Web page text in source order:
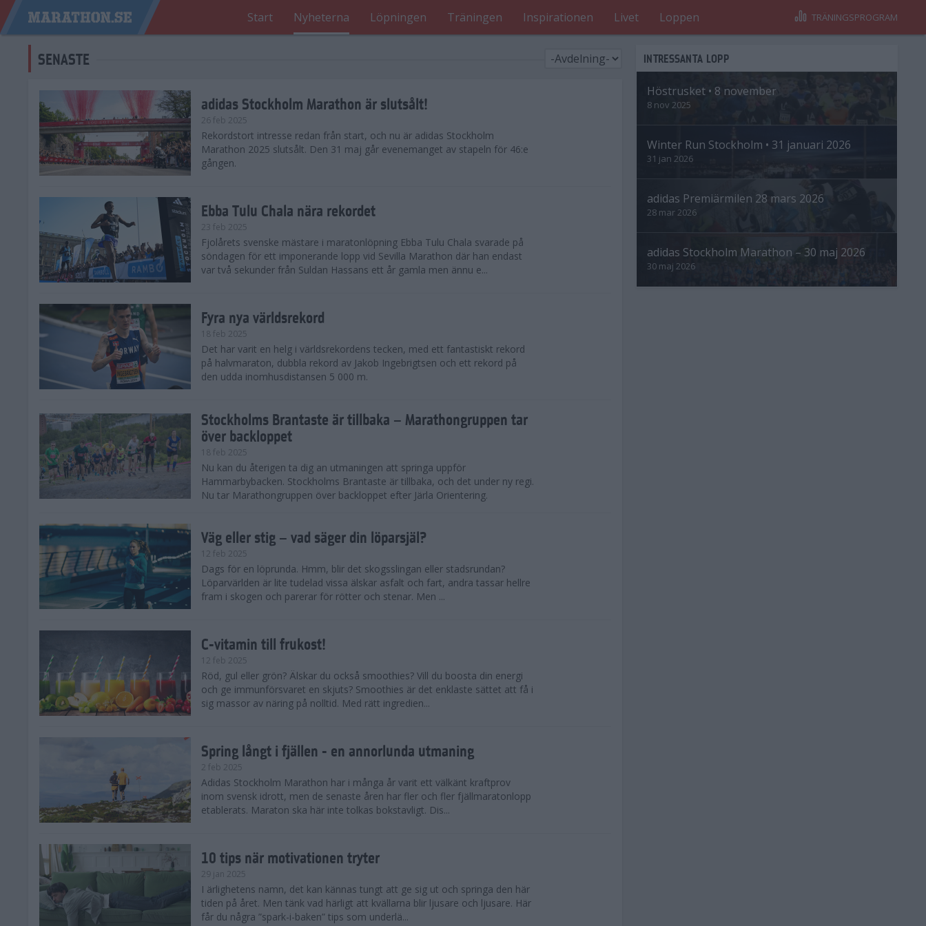
Start Nyheterna Löpningen Träningen Inspirationen Livet Loppen TRÄNINGSPROGRAM
SENASTE
adidas Stockholm Marathon är slutsålt!
26 feb 2025
Rekordstort intresse redan från start, och nu är adidas Stockholm
Marathon 2025 slutsålt. Den 31 maj går evenemanget av stapeln för 46:e
gången.
Ebba Tulu Chala nära rekordet
23 feb 2025
Fjolårets svenske mästare i maratonlöpning Ebba Tulu Chala svarade på
söndagen för ett imponerande lopp vid Sevilla Marathon där han endast
var två sekunder från Suldan Hassans ett år gamla men ännu e...
Fyra nya världsrekord
18 feb 2025
Det har varit en helg i världsrekordens tecken, med ett fantastiskt rekord
på halvmaraton, dubbla rekord av Jakob Ingebrigtsen och ett rekord på
den udda inomhusdistansen 5 000 m.
Stockholms Brantaste är tillbaka – Marathongruppen tar
över backloppet
18 feb 2025
Nu kan du återigen ta dig an utmaningen att springa uppför
Hammarbybacken. Stockholms Brantaste är tillbaka, och det under ny regi.
Nu tar Marathongruppen över backloppet efter Järla Orientering.
Väg eller stig – vad säger din löparsjäl?
12 feb 2025
Dags för en löprunda. Hmm, blir det skogsslingan eller stadsrundan?
Löparvärlden är lite tudelad vissa älskar asfalt och fart, andra tassar hellre
fram i skogen och parerar för rötter och stenar. Men ...
C-vitamin till frukost!
12 feb 2025
Röd, gul eller grön? Älskar du också smoothies? Vill du boosta din energi
och ge immunförsvaret en skjuts? Smoothies är det enklaste sättet att få i
sig massor av näring på nolltid. Med rätt ingredien...
Spring långt i fjällen - en annorlunda utmaning
2 feb 2025
Adidas Stockholm Marathon har i många år varit ett välkänt kraftprov
inom svensk idrott, men de senaste åren har fler och fler fjällmaratonlopp
etablerats. Maraton ska här inte tolkas bokstavligt. Dis...
10 tips när motivationen tryter
29 jan 2025
I ärlighetens namn, det kan kännas tungt att ge sig ut och springa den här
tiden på året. Men tänk vad härligt att kvällarna blir ljusare och ljusare. Här
får du några ”spark-i-baken” tips som underlä...
INTRESSANTA LOPP
Höstrusket • 8 november
8 nov 2025
Winter Run Stockholm • 31 januari 2026
31 jan 2026
adidas Premiärmilen 28 mars 2026
28 mar 2026
adidas Stockholm Marathon – 30 maj 2026
30 maj 2026